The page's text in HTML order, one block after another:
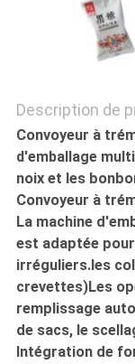
SITE
PRIVACY
POLICY
Description de
Convoyeur à
d'emballage
noix et les
Convoyeur à
La machine
est adaptée
irréguliers.les
crevettes)Les
remplissage
de sacs, le
Intégration de